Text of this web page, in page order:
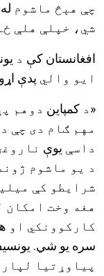
چې هېڅ ماشوم
شي، خپلې هلې
افغانستان کې د
ایو والي پدې
«د کمپاین دوهم
مهم ګام دی چې
داسې یوې
د يو ماشوم
شرايطو کې
هغه وخت امکان
کارکوونکي او
سره یو شي.
پياوړتيا